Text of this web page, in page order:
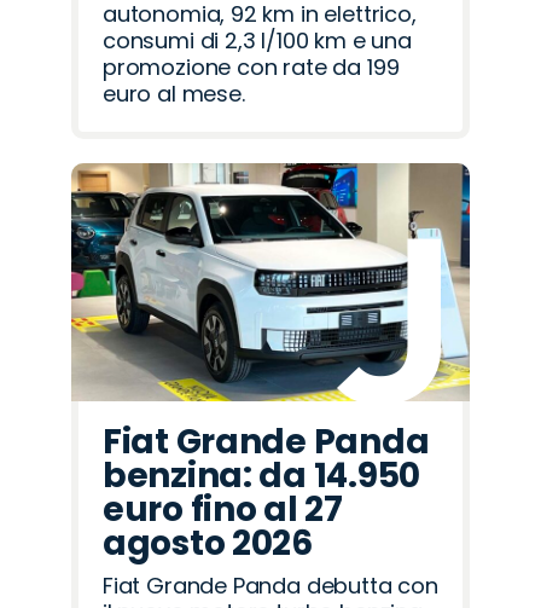
autonomia, 92 km in elettrico,
consumi di 2,3 l/100 km e una
promozione con rate da 199
euro al mese.
Fiat Grande Panda
benzina: da 14.950
euro fino al 27
agosto 2026
Fiat Grande Panda debutta con